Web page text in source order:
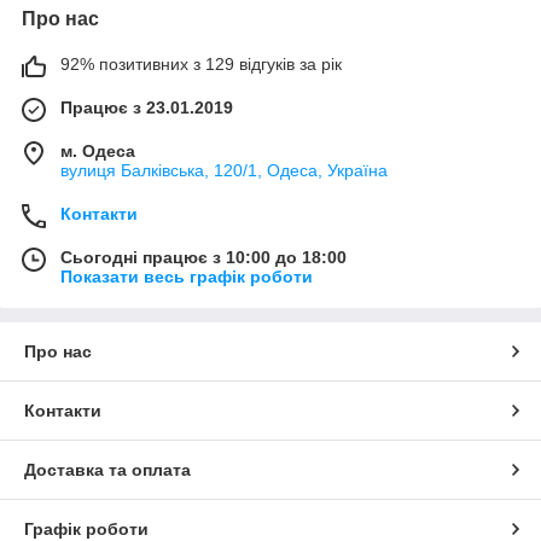
Про нас
92% позитивних з 129 відгуків за рік
Працює з 23.01.2019
м. Одеса
вулиця Балківська, 120/1, Одеса, Україна
Контакти
Сьогодні працює з 10:00 до 18:00
Показати весь графік роботи
Про нас
Контакти
Доставка та оплата
Графік роботи